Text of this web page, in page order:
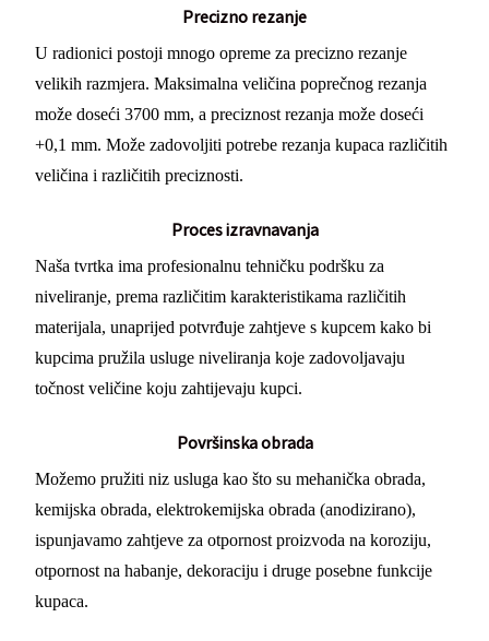
Precizno rezanje
U radionici postoji mnogo opreme za precizno rezanje
velikih razmjera. Maksimalna veličina poprečnog rezanja
može doseći 3700 mm, a preciznost rezanja može doseći
+0,1 mm. Može zadovoljiti potrebe rezanja kupaca različitih
veličina i različitih preciznosti.
Proces izravnavanja
Naša tvrtka ima profesionalnu tehničku podršku za
niveliranje, prema različitim karakteristikama različitih
materijala, unaprijed potvrđuje zahtjeve s kupcem kako bi
kupcima pružila usluge niveliranja koje zadovoljavaju
točnost veličine koju zahtijevaju kupci.
Površinska obrada
Možemo pružiti niz usluga kao što su mehanička obrada,
kemijska obrada, elektrokemijska obrada (anodizirano),
ispunjavamo zahtjeve za otpornost proizvoda na koroziju,
otpornost na habanje, dekoraciju i druge posebne funkcije
kupaca.